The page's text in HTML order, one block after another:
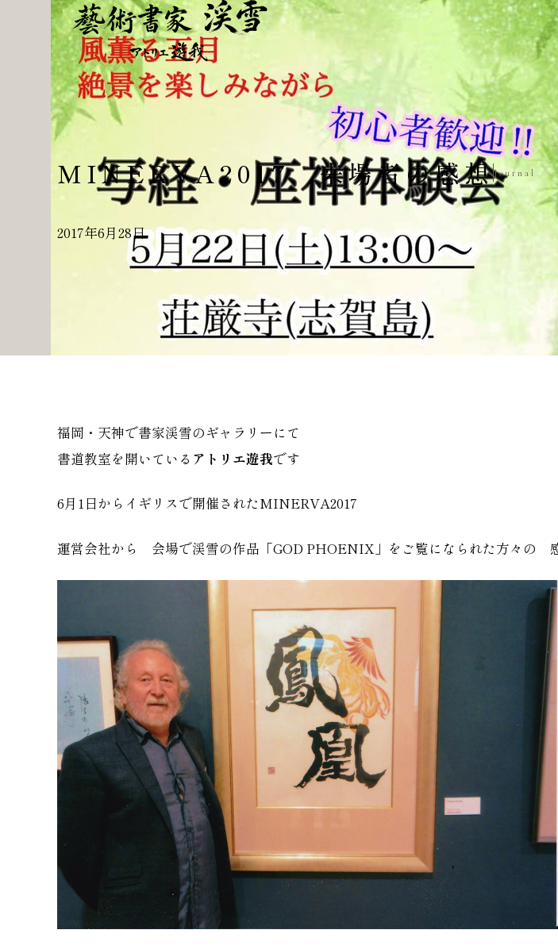
MINERVA2017 来場者の感想Journal
2017年6月28日
福岡・天神で書家渓雪のギャラリーにて
書道教室を開いている アトリエ遊我です
6月1日からイギリスで開催されたMINERVA2017
運営会社から 会場で渓雪の作品「GOD PHOENIX」をご覧になられた方々の